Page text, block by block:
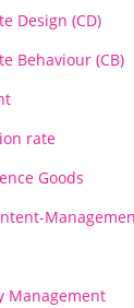
Design (CD)
Behaviour (CB)
rate
Goods
Management